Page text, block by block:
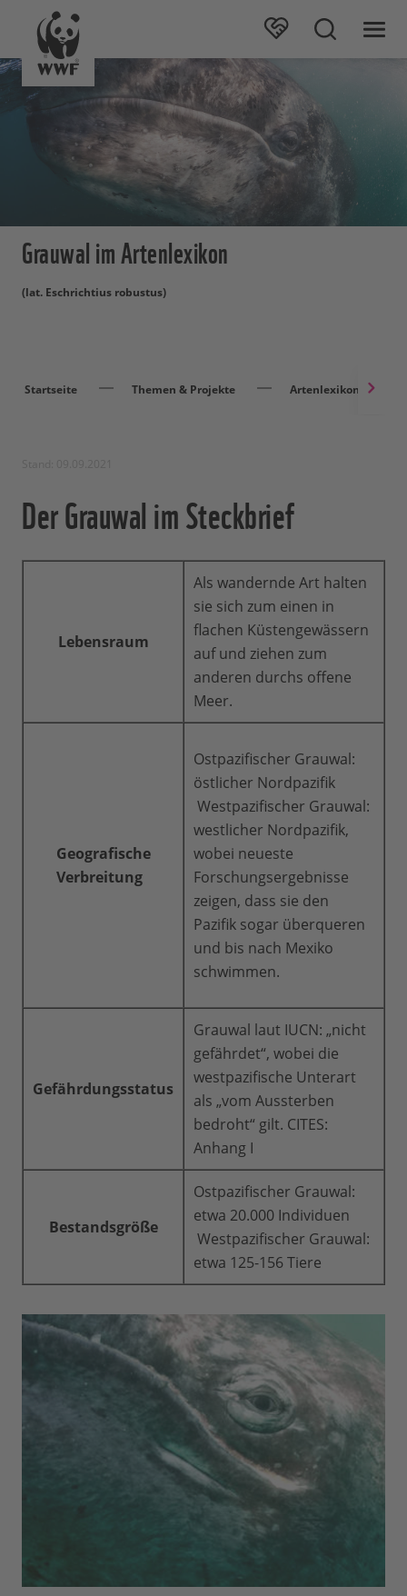
Grauwal im Artenlexikon
(lat. Eschrichtius robustus)
Startseite Themen & Projekte Artenlexikon
Der Grauwal im Steckbrief
Lebensraum
Als wandernde Art halten
sie sich zum einen in
flachen Küstengewässern
auf und ziehen zum
anderen durchs offene
Meer.
Geografische
Verbreitung
Ostpazifischer Grauwal:
östlicher Nordpazifik
Westpazifischer Grauwal:
westlicher Nordpazifik,
wobei neueste
Forschungsergebnisse
zeigen, dass sie den
Pazifik sogar überqueren
und bis nach Mexiko
schwimmen.
Gefährdungsstatus
Grauwal laut IUCN: „nicht
gefährdet“, wobei die
westpazifische Unterart
als „vom Aussterben
bedroht“ gilt. CITES:
Anhang I
Bestandsgröße
Ostpazifischer Grauwal:
etwa 20.000 Individuen
Westpazifischer Grauwal:
etwa 125-156 Tiere